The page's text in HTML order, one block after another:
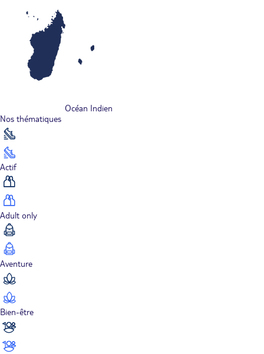
Océan Indien
Nos thématiques
Actif
Adult only
Aventure
Bien-être